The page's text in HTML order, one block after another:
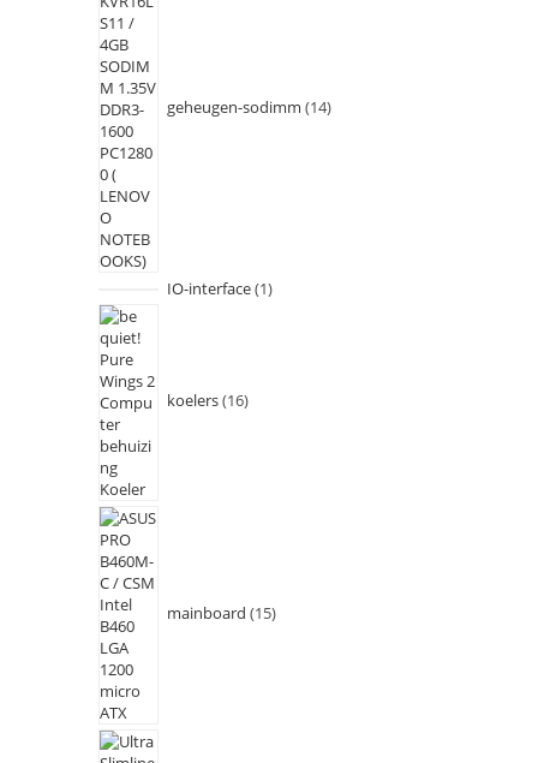
geheugen-sodimm 14
IO-interface 1
koelers 16
mainboard 15